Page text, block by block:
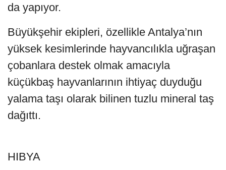
da yapıyor.
Büyükşehir ekipleri, özellikle Antalya’nın
yüksek kesimlerinde hayvancılıkla uğraşan
çobanlara destek olmak amacıyla
küçükbaş hayvanlarının ihtiyaç duyduğu
yalama taşı olarak bilinen tuzlu mineral taş
dağıttı.
HIBYA